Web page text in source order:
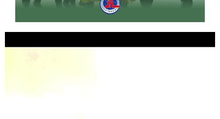
山东 河南 湖北 湖南
四川 贵州 云南 西藏